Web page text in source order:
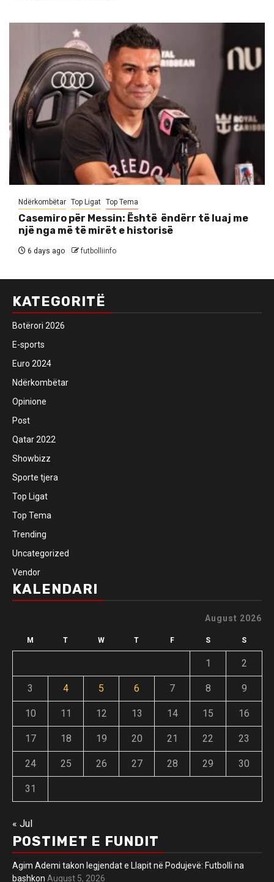
Ndërkombëtar Top Ligat Top Tema
Casemiro për Messin: Është ëndërr të luaj me
një nga më të mirët e historisë
6 days ago futbolliinfo
KATEGORITË
Botërori 2026
E-sports
Euro 2024
Ndërkombëtar
Opinione
Post
Qatar 2022
Showbizz
Sporte tjera
Top Ligat
Top Tema
Trending
Uncategorized
Vendor
KALENDARI
August 2026
M T W T F S S
1 2
3 4 5 6 7 8 9
10 11 12 13 14 15 16
17 18 19 20 21 22 23
24 25 26 27 28 29 30
31
« Jul
POSTIMET E FUNDIT
Agim Ademi takon legjendat e Llapit në Podujevë: Futbolli na
bashkon August 5, 2026